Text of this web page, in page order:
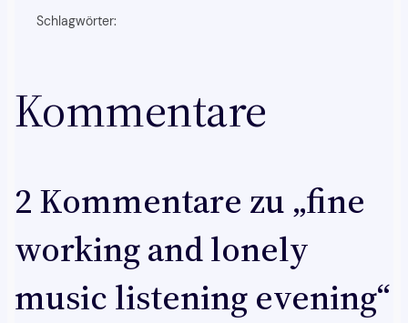
Schlagwörter:
Kommentare
2 Kommentare zu „fine
working and lonely
music listening evening“